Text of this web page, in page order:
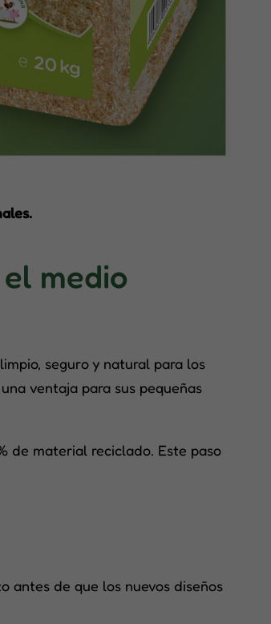
medio
seguro y natural para los
ventaja para sus pequeñas
de material reciclado. Este paso
antes de que los nuevos diseños